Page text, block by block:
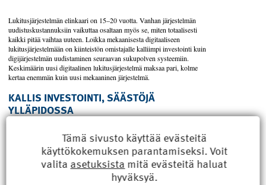
Lukitusjärjestelmän elinkaari on 15–20 vuotta. Vanhan järjestelmän
uudistuskustannuksiin vaikuttaa osaltaan myös se, miten totaalisesti
kaikki pitää vaihtaa uuteen. Loikka mekaanisesta digitaaliseen
lukitusjärjestelmään on kiinteistön omistajalle kalliimpi investointi kuin
digijärjestelmän uudistaminen seuraavan sukupolven systeemiin.
Keskimäärin uusi digitaalinen lukitusjärjestelmä maksaa pari, kolme
kertaa enemmän kuin uusi mekaaninen järjestelmä.
KALLIS INVESTOINTI, SÄÄSTÖJÄ
YLLÄPIDOSSA
järjestelmän uudistuskustannuksiin vaikuttaa osaltaan
myös se, miten totaalisesti kaikki pitää vaihtaa uuteen.
Loikka mekaanisesta digitaaliseen lukitusjärjestelmään
on kiinteistön omistajalle kalliimpi investointi kuin
digijärjestelmän uudistaminen seuraavan sukupolven
Tämä sivusto käyttää evästeitä
käyttökokemuksen parantamiseksi. Voit
valita asetuksista mitä evästeitä haluat
hyväksyä.